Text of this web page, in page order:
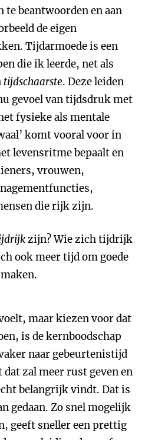
beantwoorden en aan
de eigen
Tijdarmoede is een
die ik leerde, net als
tijdschaarste. Deze leiden
gevoel van tijdsdruk met
fysieke als mentale
komt vooral voor in
levensritme bepaalt en
vrouwen,
die rijk zijn.
zijn? Wie zich tijdrijk
ook meer tijd om goede
maar kiezen voor dat
is de kernboodschap
naar gebeurtenistijd
zal meer rust geven en
belangrijk vindt. Dat is
gedaan. Zo snel mogelijk
geeft sneller een prettig